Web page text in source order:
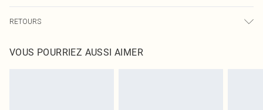
Livraison express France
Jusqu'à 2-3 jours ouvrables
RETOURS
pour nous retourner un article.
VOUS POURRIEZ AUSSI AIMER